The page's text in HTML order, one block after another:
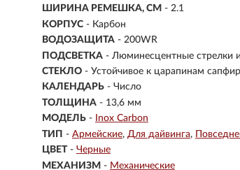
ШИРИНА РЕМЕШКА, СМ - 2.1
КОРПУС - Карбон
ВОДОЗАЩИТА - 200WR
ПОДСВЕТКА - Люминесцентные стрелки
СТЕКЛО - Устойчивое к царапинам
КАЛЕНДАРЬ - Число
ТОЛЩИНА - 13,6 мм
МОДЕЛЬ -
Inox Carbon
ТИП - Армейские Для дайвинга
ЦВЕТ - Черные
МЕХАНИЗМ - Механические